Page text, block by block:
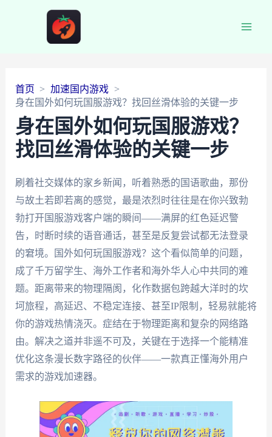
首页
加速国内游戏
身在国外如何玩国服游戏？找回丝滑体验的关键一步
身在国外如何玩国服游戏？
找回丝滑体验的关键一步
刷着社交媒体的家乡新闻，听着熟悉的国语歌曲，那份
与故土若即若离的感觉，最是浓烈时往往是在你兴致勃
勃打开国服游戏客户端的瞬间——满屏的红色延迟警
告，时断时续的语音通话，甚至是反复尝试都无法登录
的窘境。国外如何玩国服游戏？这个看似简单的问题，
成了千万留学生、海外工作者和海外华人心中共同的难
题。距离带来的物理隔阂，化作数据包跨越大洋时的坎
坷旅程，高延迟、不稳定连接、甚至IP限制，轻易就能将
你的游戏热情浇灭。症结在于物理距离和复杂的网络路
由。解决之道并非遥不可及，关键在于选择一个能精准
优化这条漫长数字路径的伙伴——一款真正懂海外用户
需求的游戏加速器。